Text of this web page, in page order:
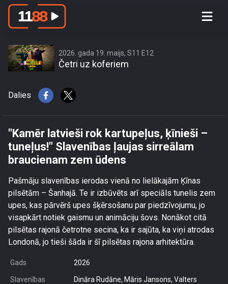
\"Kamēr latvieši rok kartupeļus, ķīnieši
sirreālam braucienam zem ūdens
2026. gada 19. maijs, S11 E12
Četri uz koferiem
Dalies
"Kamēr latvieši rok kartupeļus, ķīnieši –
tuneļus!" Slavenības ļaujas sirreālam
braucienam zem ūdens
Pašmāju slavenības ierodas vienā no lielākajām Ķīnas
pilsētām – Šanhajā. Te ir izbūvēts arī speciāls tunelis zem
upes, kas pārvērš upes šķērsošanu par piedzīvojumu, jo
visapkārt notiek gaismu un animāciju šovs. Nonākot citā
pilsētas rajonā četrotne secina, ka ir sajūta, ka viņi atrodas
Londonā, jo tieši šāda ir šī pilsētas rajona arhitektūra.
Gads 2026
Slavenības
Dināra Rudāne, Māris Jansons, Valters